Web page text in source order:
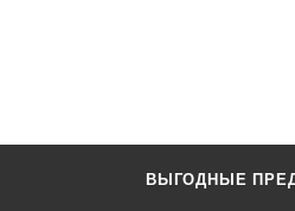
ВЫГОДНЫЕ